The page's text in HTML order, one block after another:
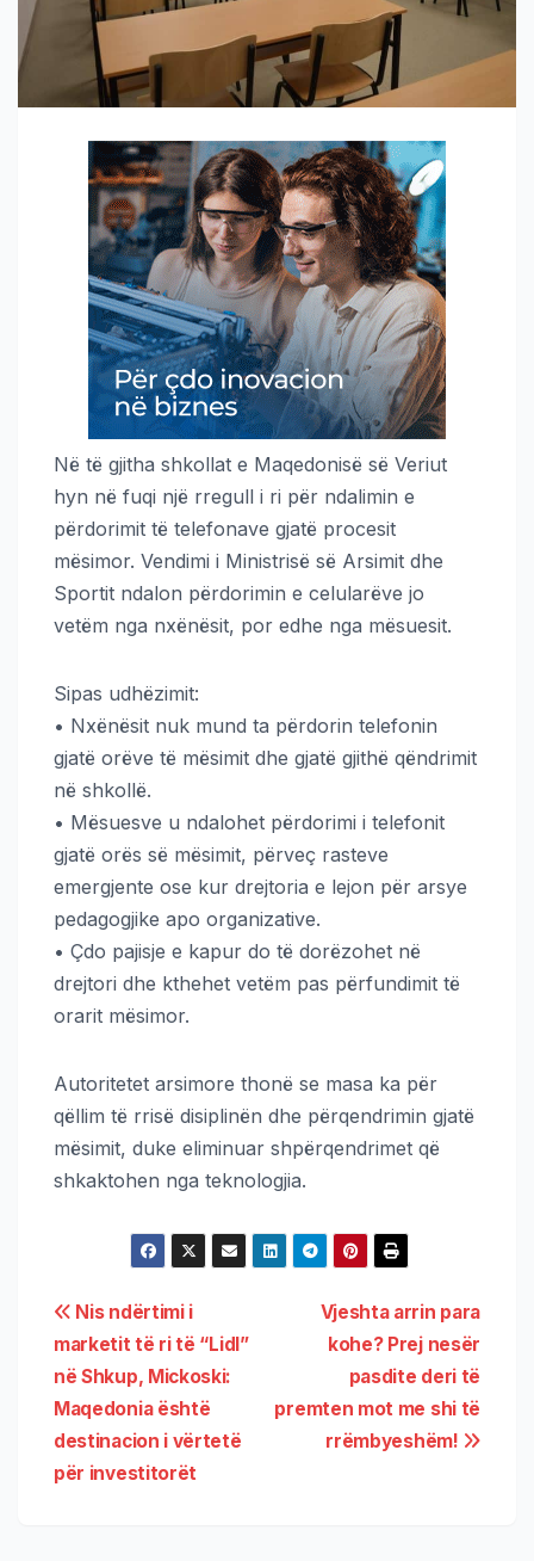
Në të gjitha shkollat e Maqedonisë së Veriut
hyn në fuqi një rregull i ri për ndalimin e
përdorimit të telefonave gjatë procesit
mësimor. Vendimi i Ministrisë së Arsimit dhe
Sportit ndalon përdorimin e celularëve jo
vetëm nga nxënësit, por edhe nga mësuesit.
Sipas udhëzimit:
• Nxënësit nuk mund ta përdorin telefonin
gjatë orëve të mësimit dhe gjatë gjithë qëndrimit
në shkollë.
• Mësuesve u ndalohet përdorimi i telefonit
gjatë orës së mësimit, përveç rasteve
emergjente ose kur drejtoria e lejon për arsye
pedagogjike apo organizative.
• Çdo pajisje e kapur do të dorëzohet në
drejtori dhe kthehet vetëm pas përfundimit të
orarit mësimor.
Autoritetet arsimore thonë se masa ka për
qëllim të rrisë disiplinën dhe përqendrimin gjatë
mësimit, duke eliminuar shpërqendrimet që
shkaktohen nga teknologjia.
Vjeshta arrin para
kohe? Prej nesër
pasdite deri të
premten mot me shi të
rrëmbyeshëm!
Nis ndërtimi i
marketit të ri të “Lidl”
në Shkup, Mickoski:
Maqedonia është
destinacion i vërtetë
për investitorët